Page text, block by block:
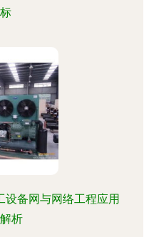
设备网与网络工程应用
析